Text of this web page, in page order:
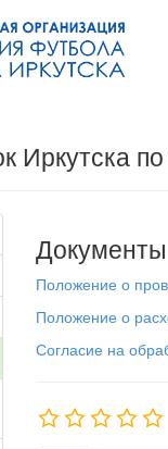
Иркутска
Документы
Положение о
Положение о
Согласие на